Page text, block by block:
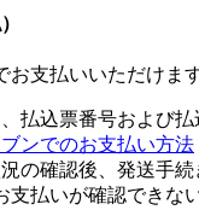
お支払いいただけます
払込票番号および
ンでのお支払い方法
の確認後、発送手
支払いが確認できな